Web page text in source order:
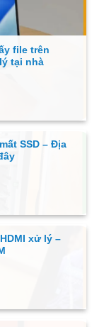
file trên
tại nhà
SSD – Địa
xử lý –